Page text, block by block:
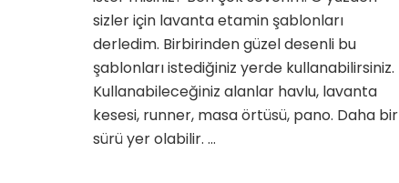
sizler için lavanta etamin şablonları
derledim. Birbirinden güzel desenli bu
şablonları istediğiniz yerde kullanabilirsiniz.
Kullanabileceğiniz alanlar havlu, lavanta
kesesi, runner, masa örtüsü, pano. Daha bir
sürü yer olabilir. …